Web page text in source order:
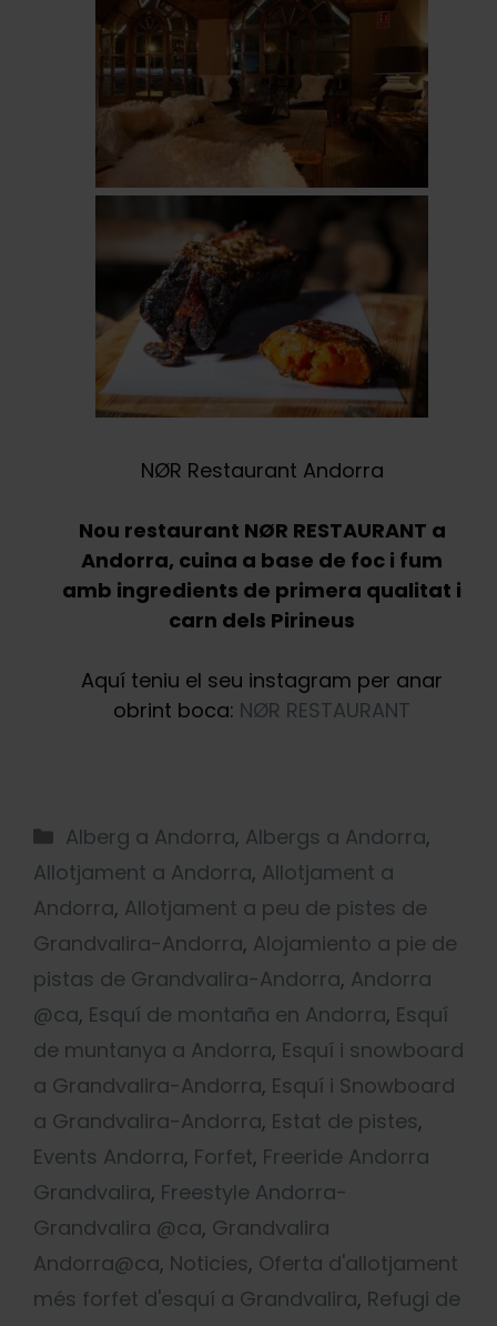
NØR Restaurant Andorra
Nou restaurant NØR RESTAURANT a
Andorra, cuina a base de foc i fum
amb ingredients de primera qualitat i
carn dels Pirineus
Aquí teniu el seu instagram per anar
obrint boca: NØR RESTAURANT
Alberg a Andorra, Albergs a Andorra,
Allotjament a Andorra, Allotjament a
Andorra, Allotjament a peu de pistes de
Grandvalira-Andorra, Alojamiento a pie de
pistas de Grandvalira-Andorra, Andorra
@ca, Esquí de montaña en Andorra, Esquí
de muntanya a Andorra, Esquí i snowboard
a Grandvalira-Andorra, Esquí i Snowboard
a Grandvalira-Andorra, Estat de pistes,
Events Andorra, Forfet, Freeride Andorra
Grandvalira, Freestyle Andorra-
Grandvalira @ca, Grandvalira
Andorra@ca, Noticies, Oferta d'allotjament
més forfet d'esquí a Grandvalira, Refugi de